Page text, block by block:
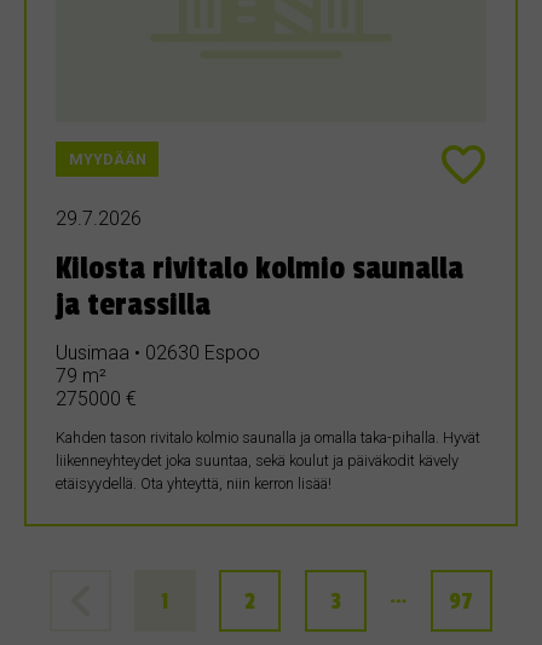
MYYDÄÄN
29.7.2026
Kilosta rivitalo kolmio saunalla
ja terassilla
Uusimaa • 02630 Espoo
79 m²
275000 €
Kahden tason rivitalo kolmio saunalla ja omalla taka-pihalla. Hyvät
liikenneyhteydet joka suuntaa, sekä koulut ja päiväkodit kävely
etäisyydellä. Ota yhteyttä, niin kerron lisää!
1 2 3 … 97